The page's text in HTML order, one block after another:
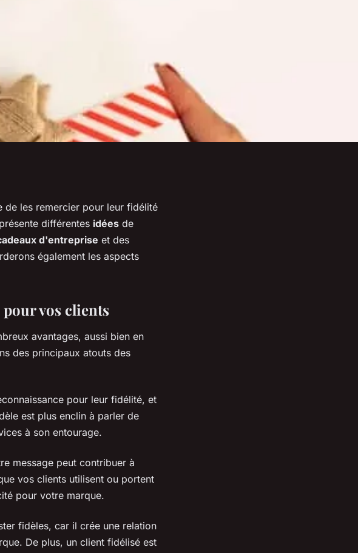
de les remercier pour leur fidélité
différentes idées de
d'entreprise et des
également les aspects
pour vos clients
avantages, aussi bien en
des principaux atouts des
pour leur fidélité, et
est plus enclin à parler de
à son entourage.
message peut contribuer à
vos clients utilisent ou portent
pour votre marque.
fidèles, car il crée une relation
De plus, un client fidélisé est